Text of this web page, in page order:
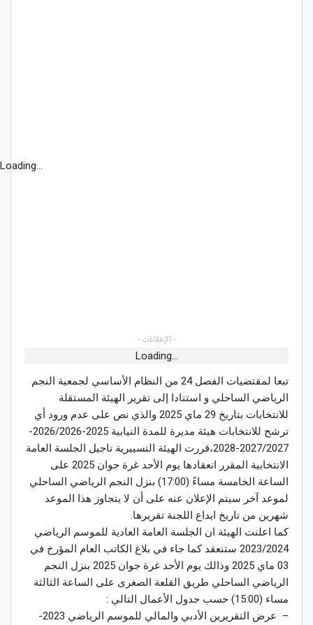
Loading...
- الإعلانات -
Loading...
تبعا لمقتضيات الفصل 24 من النظام الأساسي لجمعية النجم
الرياضي الساحلي و استنادا إلى تقرير الهيئة المستقلة
للانتخابات بتاريخ 29 ماي 2025 والذي نص على عدم ورود أي
ترشح للانتخابات هيئة مديرة للمدة النيابية 2025-2026/2026-
2027/2027-2028،قررت الهيئة التسييرية تاجيل الجلسة العامة
الانتخابية المقرر انعقادها يوم الأحد غرة جوان 2025 على
الساعة الخامسة مساءً (17:00) بنزل النجم الرياضي الساحلي
لموعد آخر سيتم الإعلان عنه على أن لا يتجاوز هذا الموعد
شهرين من تاريخ ايداع اللجنة تقريرها.
كما اعلنت الهيئة ان الجلسة العامة العادية للموسم الرياضي
2023/2024 ستنعقد كما جاء في بلاغ الكاتب العام المؤرخ في
03 ماي 2025 وذالك يوم الأحد غرة جوان 2025 بنزل النجم
الرياضي الساحلي طريق القلعة الصغرى على الساعة الثالثة
مساء (15:00) حسب جدول الأعمال التالي :
– عرض التقريرين الأدبي والمالي للموسم الرياضي 2023-